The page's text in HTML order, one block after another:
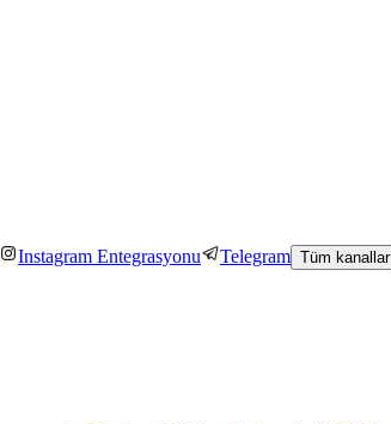
Instagram Entegrasyonu Telegram Tüm kanallar